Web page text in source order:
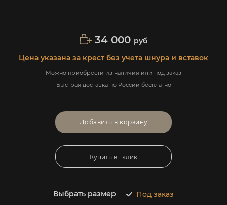
34 000 руб
Цена указана за крест без учета шнура и вставок
Можно приобрести из наличия или под заказ
Быстрая доставка по России бесплатно
Выбрать размер Под заказ
Добавить в корзину
Купить в 1 клик